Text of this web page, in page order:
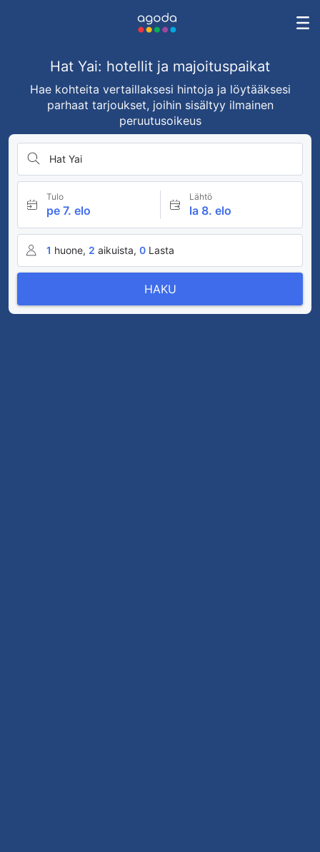
Hat Yai: hotellit ja majoituspaikat
Hae kohteita vertaillaksesi hintoja ja löytääksesi
parhaat tarjoukset, joihin sisältyy ilmainen
peruutusoikeus
Hat Yai
Tulo
pe 7. elo
Lähtö
la 8. elo
1 huone, 2 aikuista, 0 Lasta
HAKU